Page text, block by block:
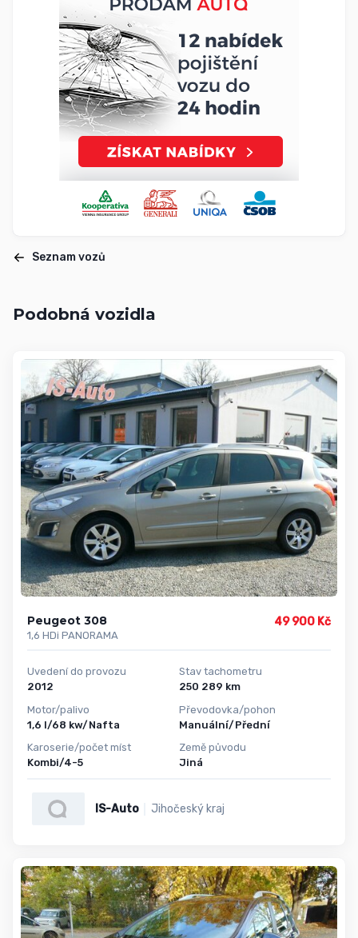
Seznam vozů
Podobná vozidla
Peugeot 308
1,6 HDi PANORAMA
49 900 Kč
Uvedení do provozu
2012
Motor/palivo
1,6 l/68 kw/Nafta
Karoserie/počet míst
Kombi/4-5
Stav tachometru
250 289 km
Převodovka/pohon
Manuální/Přední
Země původu
Jiná
IS-Auto Jihočeský kraj